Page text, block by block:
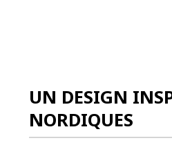
UN DESIGN
NORDIQUES